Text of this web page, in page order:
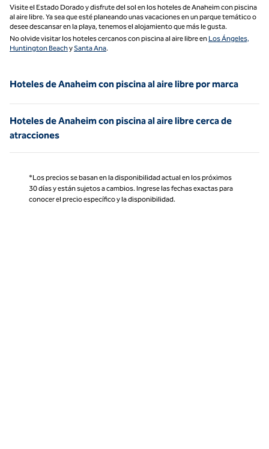
Visite el Estado Dorado y disfrute del sol en los hoteles de Anaheim con piscina
al aire libre. Ya sea que esté planeando unas vacaciones en un parque temático o
desee descansar en la playa, tenemos el alojamiento que más le gusta.
No olvide visitar los hoteles cercanos con piscina al aire libre en Los Ángeles,
Huntington BeachySanta Ana.
Hoteles de Anaheim con piscina al aire libre por marca
Hoteles de Anaheim con piscina al aire libre cerca de
atracciones
*Los precios se basan en la disponibilidad actual en los próximos
30 días y están sujetos a cambios. Ingrese las fechas exactas para
conocer el precio específico y la disponibilidad.